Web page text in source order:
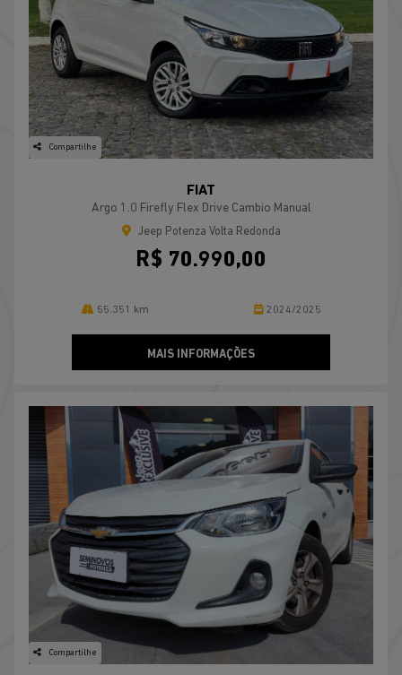
Compartilhe
FIAT
Argo 1.0 Firefly Flex Drive Cambio Manual
Jeep Potenza Volta Redonda
R$ 70.990,00
55.351 km 2024/2025
MAIS INFORMAÇÕES
Compartilhe